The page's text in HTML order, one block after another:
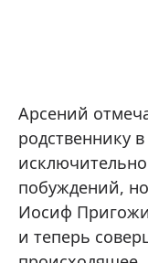
Арсений
родственнику
побуждений,
Иосиф
и теперь